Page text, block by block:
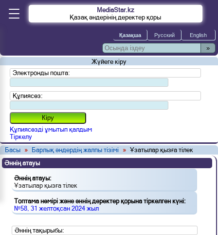
MediaStar.kz
Қазақ әндерінің деректер қоры
»
Жүйеге кіру
Электронды пошта:
Құпиясөз:
Құпиясөзді ұмытып қалдым
Тіркелу
Басы » Барлық әндердің жалпы тізімі » Ұзатылар қызға тілек
Әннің атауы
Әннің атауы:
Ұзатылар қызға тілек
Топтама нөмірі және әннің деректер қорына тіркелген күні:
№58, 31 желтоқсан 2024 жыл
Әннің тақырыбы: